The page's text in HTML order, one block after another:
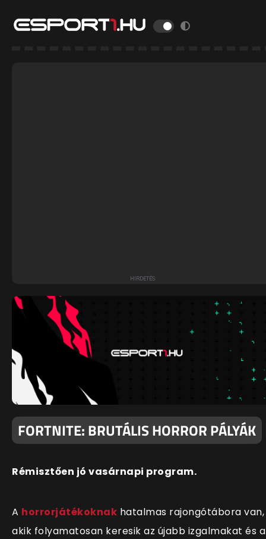
FORTNITE: BRUTÁLIS HORROR PÁLYÁK
Rémisztően jó vasárnapi program.
A horrorjátékoknak hatalmas rajongótábora van,
akik folyamatosan keresik az újabb izgalmakat és a